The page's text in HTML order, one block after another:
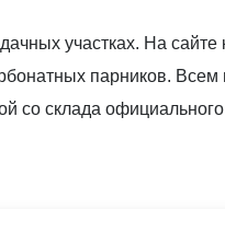
участках. На
парников.
со склада